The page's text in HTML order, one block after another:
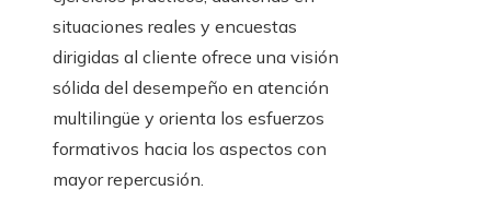
situaciones reales y encuestas
dirigidas al cliente ofrece una visión
sólida del desempeño en atención
multilingüe y orienta los esfuerzos
formativos hacia los aspectos con
mayor repercusión.